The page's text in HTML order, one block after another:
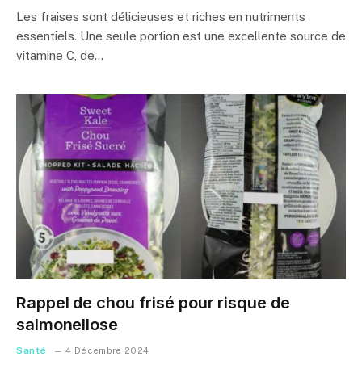
Les fraises sont délicieuses et riches en nutriments
essentiels. Une seule portion est une excellente source de
vitamine C, de…
Rappel de chou frisé pour risque de
salmonellose
Santé 4 Décembre 2024